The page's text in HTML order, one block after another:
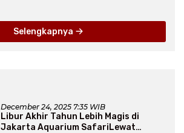
Selengkapnya
December 24, 2025 7:35 WIB
Libur Akhir Tahun Lebih Magis di
Jakarta Aquarium SafariLewat